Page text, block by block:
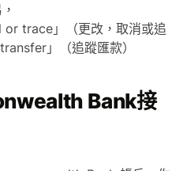
trace」（更改，取消或追
」（追蹤匯款）
Bank接